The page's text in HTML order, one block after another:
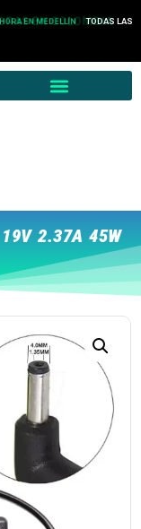
HORA EN MEDELLÍN
EN COLOMBIATODAS LAS
19V 2.37A 45W